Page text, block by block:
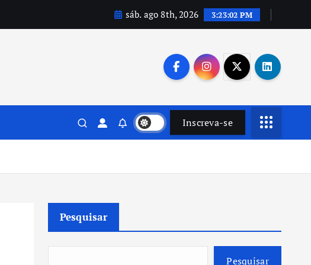
sáb. ago 8th, 2026 3:23:03 PM
Inscreva-se
Pesquisar
Pesquisar